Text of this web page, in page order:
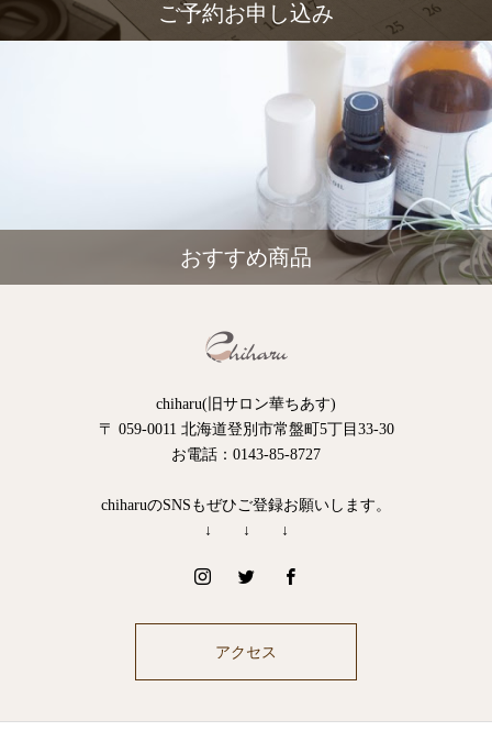
ご予約お申し込み
おすすめ商品
chiharu(旧サロン華ちあす)
〒 059-0011 北海道登別市常盤町5丁目33-30
お電話：0143-85-8727
chiharuのSNSもぜひご登録お願いします。
↓ ↓ ↓
アクセス